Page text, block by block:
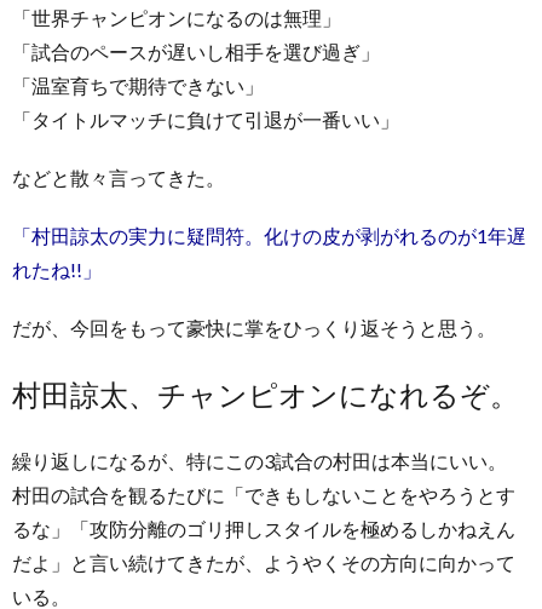
「世界チャンピオンになるのは無理」
「試合のペースが遅いし相手を選び過ぎ」
「温室育ちで期待できない」
「タイトルマッチに負けて引退が一番いい」
などと散々言ってきた。
「村田諒太の実力に疑問符。化けの皮が剥がれるのが1年遅
れたね!!」
だが、今回をもって豪快に掌をひっくり返そうと思う。
村田諒太、チャンピオンになれるぞ。
繰り返しになるが、特にこの3試合の村田は本当にいい。
村田の試合を観るたびに「できもしないことをやろうとす
るな」「攻防分離のゴリ押しスタイルを極めるしかねえん
だよ」と言い続けてきたが、ようやくその方向に向かって
いる。